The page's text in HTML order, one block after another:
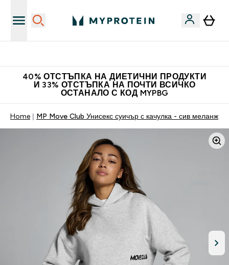
40% ОТСТЪПКА НА ДИЕТИЧНИ ПРОДУКТИ
И 33% ОТСТЪПКА НА ПОЧТИ ВСИЧКО
ОСТАНАЛО С КОД MYPBG
Home MP Move Club Унисекс суичър с качулка - сив меланж